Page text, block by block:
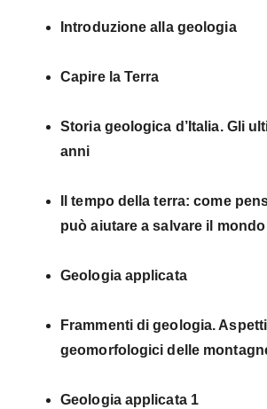
Introduzione alla geologia
Capire la Terra
Storia geologica d’Italia. Gli
anni
Il tempo della terra: come
può aiutare a salvare il mondo
Geologia applicata
Frammenti di geologia.
geomorfologici delle
Geologia applicata 1